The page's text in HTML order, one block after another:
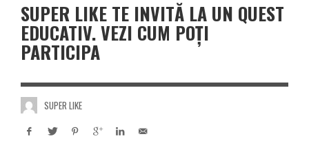
SUPER LIKE TE INVITĂ LA UN QUEST
EDUCATIV. VEZI CUM POȚI
PARTICIPA
SUPER LIKE